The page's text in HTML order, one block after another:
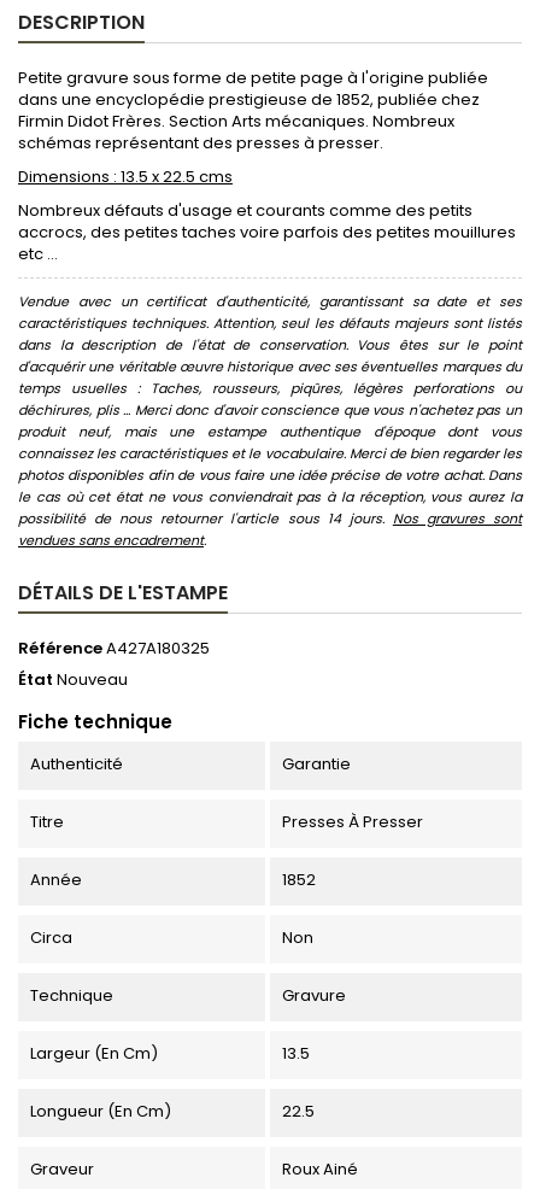
DESCRIPTION
Petite gravure sous forme de petite page à l'origine publiée
dans une encyclopédie prestigieuse de 1852, publiée chez
Firmin Didot Frères. Section Arts mécaniques. Nombreux
schémas représentant des presses à presser.
Dimensions : 13.5 x 22.5 cms
Nombreux défauts d'usage et courants comme des petits
accrocs, des petites taches voire parfois des petites mouillures
etc ...
Vendue avec un certificat d'authenticité, garantissant sa date et ses
caractéristiques techniques. Attention, seul les défauts majeurs sont listés
dans la description de l'état de conservation. Vous êtes sur le point
d'acquérir une véritable œuvre historique avec ses éventuelles marques du
temps usuelles : Taches, rousseurs, piqûres, légères perforations ou
déchirures, plis ... Merci donc d'avoir conscience que vous n'achetez pas un
produit neuf, mais une estampe authentique d'époque dont vous
connaissez les caractéristiques et le vocabulaire. Merci de bien regarder les
photos disponibles afin de vous faire une idée précise de votre achat. Dans
le cas où cet état ne vous conviendrait pas à la réception, vous aurez la
possibilité de nous retourner l'article sous 14 jours. Nos gravures sont
vendues sans encadrement.
DÉTAILS DE L'ESTAMPE
RéférenceA427A180325
État Nouveau
Fiche technique
Authenticité Garantie
Titre Presses À Presser
Année 1852
Circa Non
Technique Gravure
Largeur (en Cm) 13.5
Longueur (en Cm) 22.5
Graveur Roux Ainé